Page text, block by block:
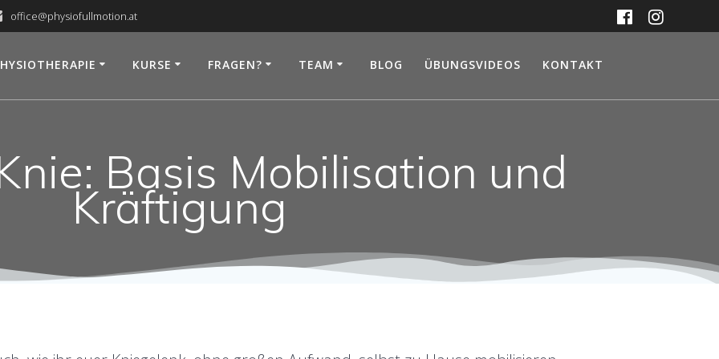
office@physiofullmotion.at
KURSE FRAGEN? TEAM BLOG ÜBUNGSVIDEOS KONTAKT
Basis Mobilisation und
Kräftigung